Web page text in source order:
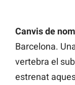
Canvis de
Barcelona.
vertebra el
estrenat